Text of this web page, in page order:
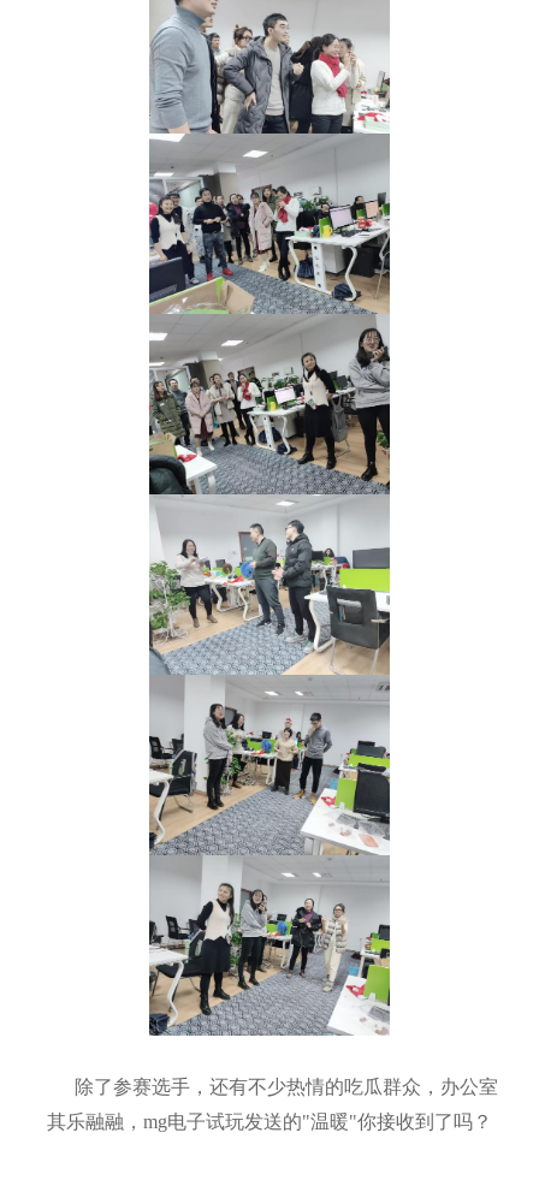
除了参赛选手，还有不少热情的吃瓜群众，办公室
其乐融融，mg电子试玩发送的"温暖"你接收到了吗？